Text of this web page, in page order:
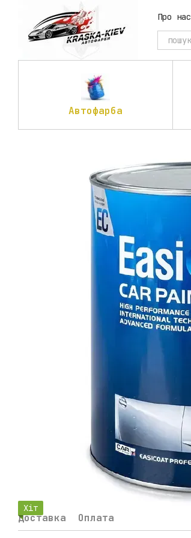
Перейти до основного контенту
Про нас
Автофарба
Хіт
Доставка Оплата